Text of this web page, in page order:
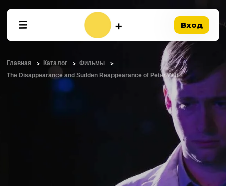
Вход
Главная Каталог
Фильмы
The Disappearance and Sudden Reappearance of Peter Witt